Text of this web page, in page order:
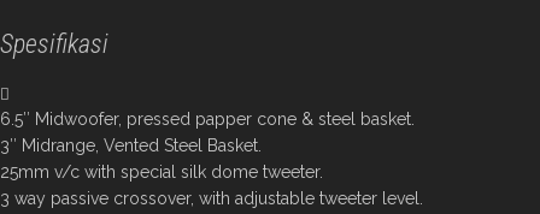
Spesifikasi
6.5″ Midwoofer, pressed papper cone & steel basket.
3″ Midrange, Vented Steel Basket.
25mm v/c with special silk dome tweeter.
3 way passive crossover, with adjustable tweeter level.